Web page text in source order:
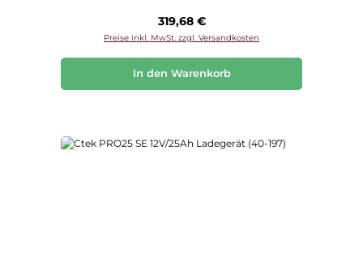
Regulärer Preis:
319,68 €
Preise inkl. MwSt. zzgl. Versandkosten
In den Warenkorb